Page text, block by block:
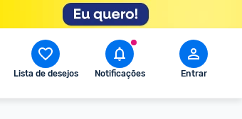
Lista de desejos Notificações Entrar